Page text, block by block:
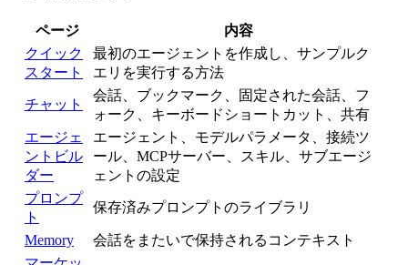
ページ
内容
クイック
スタート
最初のエージェントを作成し、サンプルク
エリを実行する方法
チャット
会話、ブックマーク、固定された会話、フ
ォーク、キーボードショートカット、共有
エージェ
ントビル
ダー
エージェント、モデルパラメータ、接続ツ
ール、MCPサーバー、スキル、サブエージ
ェントの設定
プロンプ
ト
保存済みプロンプトのライブラリ
Memory
会話をまたいで保持されるコンテキスト